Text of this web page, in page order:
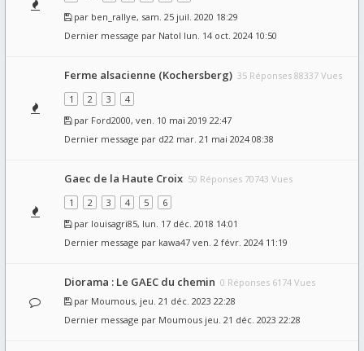
par ben_rallye, sam. 25 juil. 2020 18:29
Dernier message par Natol lun. 14 oct. 2024 10:50
Ferme alsacienne (Kochersberg) 35 Réponses 88337 Vues
1
2 3
4
par Ford2000, ven. 10 mai 2019 22:47
Dernier message par d22 mar. 21 mai 2024 08:38
Gaec de la Haute Croix 50 Réponses 70743 Vues
1
2 3 4 5
6
par louisagri85, lun. 17 déc. 2018 14:01
Dernier message par kawa47 ven. 2 févr. 2024 11:19
Diorama : Le GAEC du chemin 0 Réponses 6174 Vues
par Moumous, jeu. 21 déc. 2023 22:28
Dernier message par Moumous jeu. 21 déc. 2023 22:28